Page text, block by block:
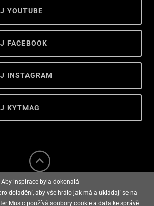
YOUTUBE
FACEBOOK
INSTAGRAM
KYTMAG
Aby inspirace byla dokonalá
doladění, aby vše hrálo jak má a ukládají se na
Music používá soubory cookie a data ke správě